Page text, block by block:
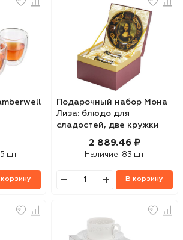
шт
Подарочный набор Мона
Лиза: блюдо для
сладостей, две кружки
2 889.46 ₽
Наличие: 83 шт
В корзину